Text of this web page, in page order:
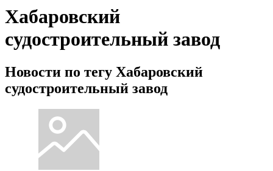
Хабаровский
судостроительный завод
Новости по тегу Хабаровский
судостроительный завод